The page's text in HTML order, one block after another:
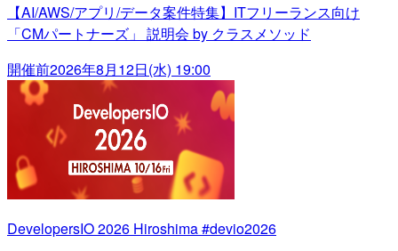
【AI/AWS/アプリ/データ案件特集】ITフリーランス向け
「CMパートナーズ」 説明会 by クラスメソッド
開催前2026年8月12日(水) 19:00
DevelopersIO 2026 Hiroshima #devio2026